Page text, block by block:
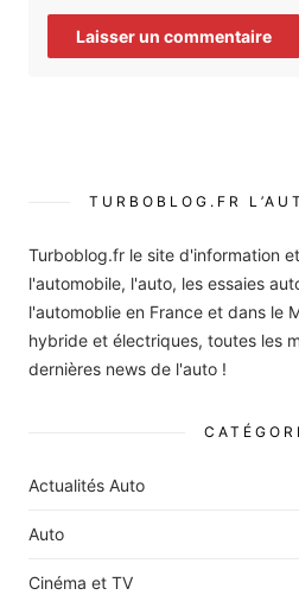
TURBOBLOG.FR
Turboblog.fr le site d'information
l'automobile, l'auto, les essaies
l'automoblie en France et dans le
hybride et électriques, toutes les
dernières news de l'auto !
Actualités Auto
Auto
Cinéma et TV